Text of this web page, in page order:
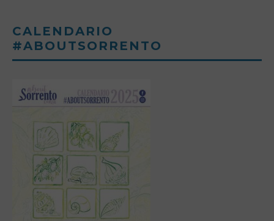
CALENDARIO
#ABOUTSORRENTO